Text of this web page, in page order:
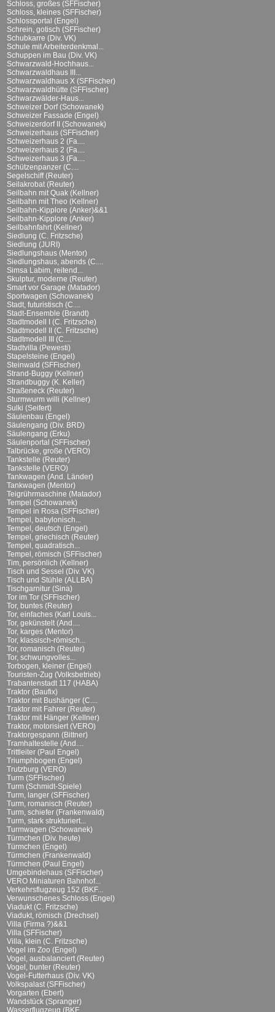
Schloss, großes (SFFischer)
Schloss, kleines (SFFischer)
Schlossportal (Engel)
Schrein, gotisch (SFFischer)
Schubkarre (Div. VK)
Schule mit Arbeiterdenkmal...
Schuppen im Bau (Div. VK)
Schwarzwald-Hochhaus...
Schwarzwaldhaus III...
Schwarzwaldhaus X (SFFischer)
Schwarzwaldhütte (SFFischer)
Schwarzwälder-Haus...
Schweizer Dorf (Schowanek)
Schweizer Fassade (Engel)
Schweizerdorf II (Schowanek)
Schweizerhaus (SFFischer)
Schweizerhaus 2 (Fa....
Schweizerhaus 2 (Fa....
Schweizerhaus 3 (Fa....
Schützenpanzer (C....
Segelschiff (Reuter)
Seilakrobat (Reuter)
Seilbahn mit Quak (Kellner)
Seilbahn mit Theo (Kellner)
Seilbahn-Kipplore (Anker)&&1
Seilbahn-Kipplore (Anker)
Seilbahnfahrt (Kellner)
Siedlung (C. Fritzsche)
Siedlung (JURI)
Siedlungshaus (Mentor)
Siedlungshaus, abends (C....
Simsa Labim, reitend...
Skulptur, moderne (Reuter)
Smart vor Garage (Matador)
Sportwagen (Schowanek)
Stadt, futuristisch (C....
Stadt-Ensemble (Brandt)
Stadtmodell I (C. Fritzsche)
Stadtmodell II (C. Fritzsche)
Stadtmodell III (C....
Stadtvilla (Pewesti)
Stapelsteine (Engel)
Steinwald (SFFischer)
Strand-Buggy (Kellner)
Strandbuggy (K. Keller)
Straßeneck (Reuter)
Sturmwurm willi (Kellner)
Sulki (Seifert)
Säulenbau (Engel)
Säulengang (Div. BRD)
Säulengang (Erku)
Säulenportal (SFFischer)
Talbrücke, große (VERO)
Tankstelle (Reuter)
Tankstelle (VERO)
Tankwagen (And. Länder)
Tankwagen (Mentor)
Teigrührmaschine (Matador)
Tempel (Schowanek)
Tempel in Rosa (SFFischer)
Tempel, babylonisch...
Tempel, deutsch (Engel)
Tempel, griechisch (Reuter)
Tempel, quadratisch...
Tempel, römisch (SFFischer)
Tim, persönlich (Kellner)
Tisch und Sessel (Div. VK)
Tisch und Stühle (ALLBA)
Tischgarnitur (Sina)
Tor im Tor (SFFischer)
Tor, buntes (Reuter)
Tor, einfaches (Karl Louis...
Tor, gekünstelt (And....
Tor, karges (Mentor)
Tor, klassisch-römisch...
Tor, romanisch (Reuter)
Tor, schwungvolles...
Torbogen, kleiner (Engel)
Touristen-Zug (Volksbetrieb)
Trabantenstadt 117 (HABA)
Traktor (Baufix)
Traktor mit Bushänger (C....
Traktor mit Fahrer (Reuter)
Traktor mit Hänger (Kellner)
Traktor, motorisiert (VERO)
Traktorgespann (Bittner)
Tramhaltestelle (And....
Trittleiter (Paul Engel)
Triumphbogen (Engel)
Trutzburg (VERO)
Turm (SFFischer)
Turm (Schmidt-Spiele)
Turm, langer (SFFischer)
Turm, romanisch (Reuter)
Turm, schiefer (Frankenwald)
Turm, stark strukturiert...
Turmwagen (Schowanek)
Türmchen (Div. heute)
Türmchen (Engel)
Türmchen (Frankenwald)
Türmchen (Paul Engel)
Umgebindehaus (SFFischer)
VERO Miniaturen Bahnhof...
Verkehrsflugzeug 152 (BKF...
Verwunschenes Schloss (Engel)
Viadukt (C. Fritzsche)
Viadukt, römisch (Drechsel)
Villa (Firma ?)&&1
Villa (SFFischer)
Villa, klein (C. Fritzsche)
Vogel im Zoo (Engel)
Vogel, ausbalanciert (Reuter)
Vogel, bunter (Reuter)
Vogel-Futterhaus (Div. VK)
Volkspalast (SFFischer)
Vorgarten (Ebert)
Wandstück (Spranger)
Wasserflugzeug (BKF